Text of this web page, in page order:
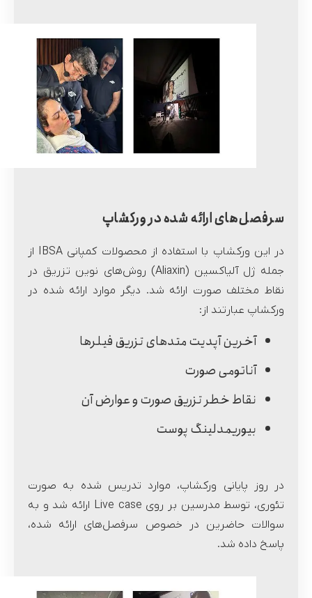
سرفصل‌های ارائه شده در ورکشاپ
در این ورکشاپ با استفاده از محصولات کمپانی IBSA از
جمله ژل آلیاکسین (Aliaxin) روش‌های نوین تزریق در
نقاط مختلف صورت ارائه شد. دیگر موارد ارائه شده در
ورکشاپ عبارتند از:
آخرین آپدیت متدهای تزریق فیلرها
آناتومی صورت
نقاط خطر تزریق صورت و عوارض آن
بیوریمدلینگ پوست
در روز پایانی ورکشاپ، موارد تدریس شده به صورت
تئوری، توسط مدرسین بر روی Live case ارائه شد و به
سوالات حاضرین در خصوص سرفصل‌های ارائه شده،
پاسخ داده شد.